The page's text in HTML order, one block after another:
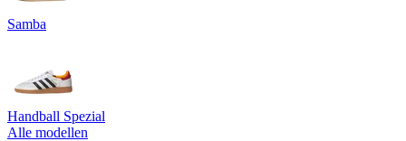
Samba
Handball Spezial
Alle modellen